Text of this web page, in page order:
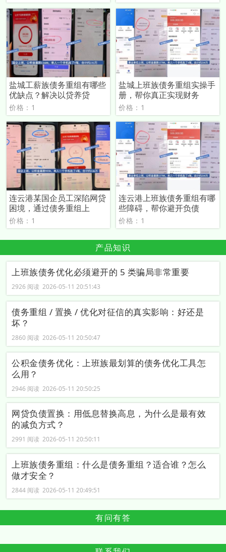
盐城工薪族债务重组有哪些
优缺点？解决以贷养贷
价格：1
盐城上班族债务重组实操手
册，帮你真正实现财务
价格：1
连云港某国企员工深陷网贷
困境，通过债务重组上
价格：1
连云港上班族债务重组有哪
些障碍，帮你避开负债
价格：1
产品知识
上班族债务优化必须避开的 5 类骗局非常重要
2926 阅读 2026-05-11 20:51:43
债务重组 / 置换 / 优化对征信的真实影响：好还是
坏？
2860 阅读 2026-05-11 20:50:47
公积金债务优化：上班族最划算的债务优化工具怎
么用？
2946 阅读 2026-05-11 20:50:25
网贷负债置换：用低息替换高息，为什么是最有效
的减负方式？
2991 阅读 2026-05-11 20:50:11
上班族债务重组：什么是债务重组？适合谁？怎么
做才安全？
2844 阅读 2026-05-11 20:49:51
有问有答